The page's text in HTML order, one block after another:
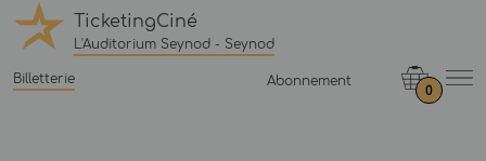
TicketingCiné
L'Auditorium Seynod - Seynod
Billetterie Abonnement
0